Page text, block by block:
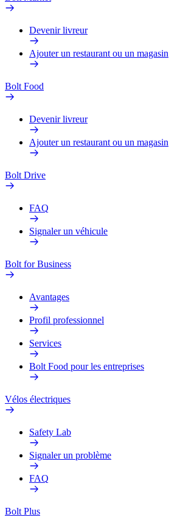
Devenir livreur
Ajouter un restaurant ou un magasin
Bolt Food
Devenir livreur
Ajouter un restaurant ou un magasin
Bolt Drive
FAQ
Signaler un véhicule
Bolt for Business
Avantages
Profil professionnel
Services
Bolt Food pour les entreprises
Vélos électriques
Safety Lab
Signaler un problème
FAQ
Bolt Plus